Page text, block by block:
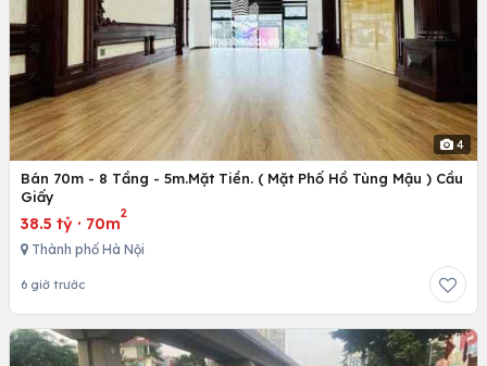
4
Bán 70m - 8 Tầng - 5m.Mặt Tiền. ( Mặt Phố Hồ Tùng Mậu ) Cầu
Giấy
38.5 tỷ · 70m
2
Thành phố Hà Nội
6 giờ trước